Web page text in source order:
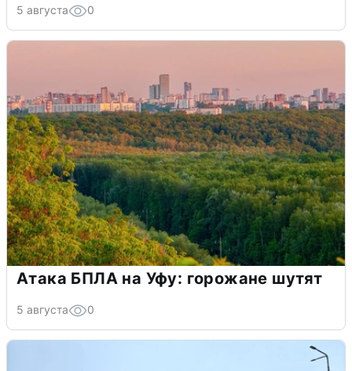
5 августа 0
Атака БПЛА на Уфу: горожане шутят
5 августа 0